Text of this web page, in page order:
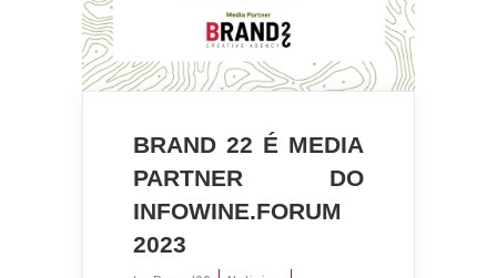
BRAND 22 É MEDIA
PARTNER DO
INFOWINE.FORUM
2023